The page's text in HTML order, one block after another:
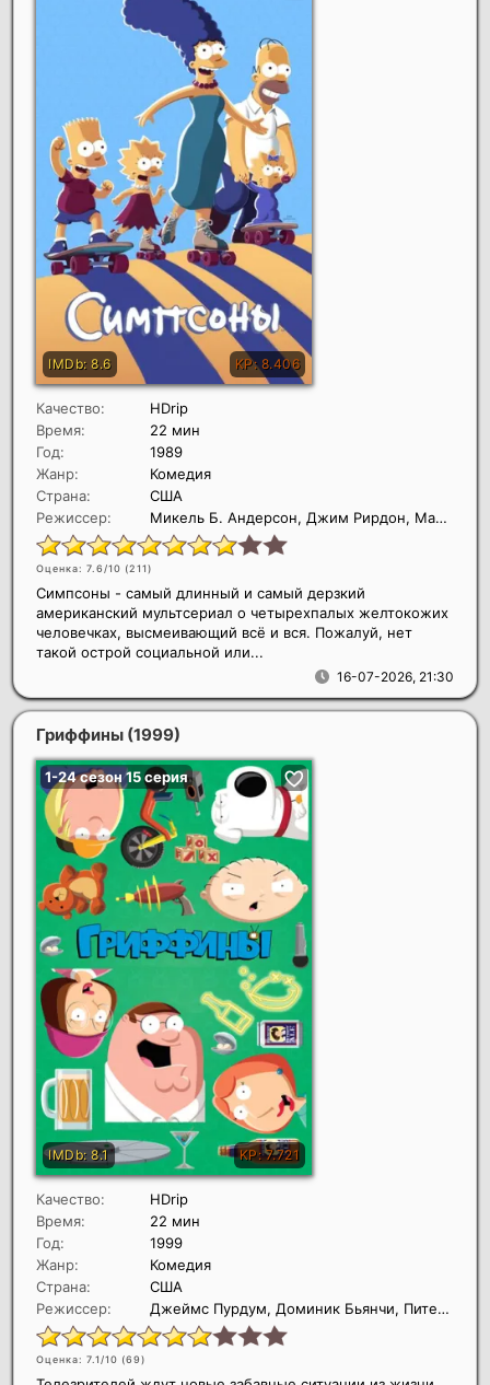
Качество:
HDrip
Время:
22 мин
Год:
1989
Жанр:
Комедия
Страна:
США
Режиссер:
Микель Б. Андерсон, Джим Рирдон, Марк Керклэнд
Оценка: 7.6/10 (211)
16-07-2026, 21:30
Симпсоны - самый длинный и самый дерзкий
американский мультсериал о четырехпалых желтокожих
человечках, высмеивающий всё и вся. Пожалуй, нет
такой острой социальной или...
Гриффины (1999)
Качество:
HDrip
Время:
22 мин
Год:
1999
Жанр:
Комедия
Страна:
США
Режиссер:
Джеймс Пурдум, Доминик Бьянчи, Питер Шин
Оценка: 7.1/10 (69)